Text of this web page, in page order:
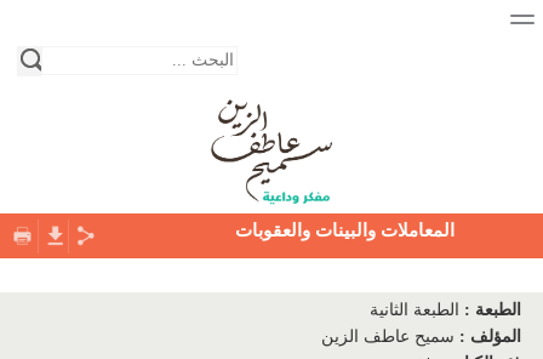
الصفحة الرئيسية
نبذة عن حياة الكاتب
المعاملات والبينات والعقوبات
الطبعة :
الطبعة الثانية
المؤلف : سميح عاطف الزين